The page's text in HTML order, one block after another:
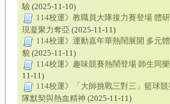
驗 (2025-11-10)
114校運》教職員大隊接力賽登場 體
現凝聚力奪亞 (2025-11-11)
114校運》運動嘉年華熱鬧展開 多元
貌 (2025-11-11)
114校運》趣味競賽熱鬧登場 師生同
11-11)
114校運》「大師挑戰三對三」籃球
隊默契與熱血精神 (2025-11-11)